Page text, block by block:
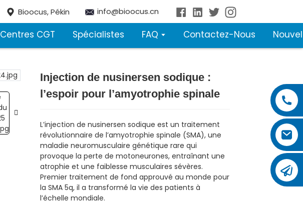
Bioocus, Pékin info@bioocus.cn
Centres CGT Spécialistes FAQ Contactez-Nous
Loading...
Loading...
Injection de nusinersen sodique :
l’espoir pour l’amyotrophie spinale
L’injection de nusinersen sodique est un traitement
révolutionnaire de l’amyotrophie spinale (SMA), une
maladie neuromusculaire génétique rare qui
provoque la perte de motoneurones, entraînant une
atrophie et une faiblesse musculaires sévères.
Premier traitement de fond approuvé au monde pour
la SMA 5q, il a transformé la vie des patients à
l’échelle mondiale.